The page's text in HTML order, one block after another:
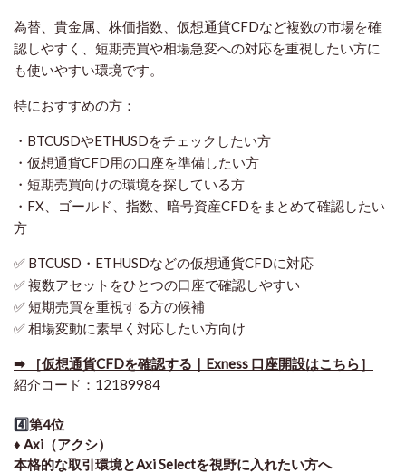
為替、貴金属、株価指数、仮想通貨CFDなど複数の市場を確
認しやすく、短期売買や相場急変への対応を重視したい方に
も使いやすい環境です。
特におすすめの方：
・BTCUSDやETHUSDをチェックしたい方
・仮想通貨CFD用の口座を準備したい方
・短期売買向けの環境を探している方
・FX、ゴールド、指数、暗号資産CFDをまとめて確認したい
方
✅ BTCUSD・ETHUSDなどの仮想通貨CFDに対応
✅ 複数アセットをひとつの口座で確認しやすい
✅ 短期売買を重視する方の候補
✅ 相場変動に素早く対応したい方向け
➡ ［仮想通貨CFDを確認する｜Exness 口座開設はこちら］
紹介コード：12189984
4️⃣第4位
♦️ Axi（アクシ）
本格的な取引環境とAxi Selectを視野に入れたい方へ